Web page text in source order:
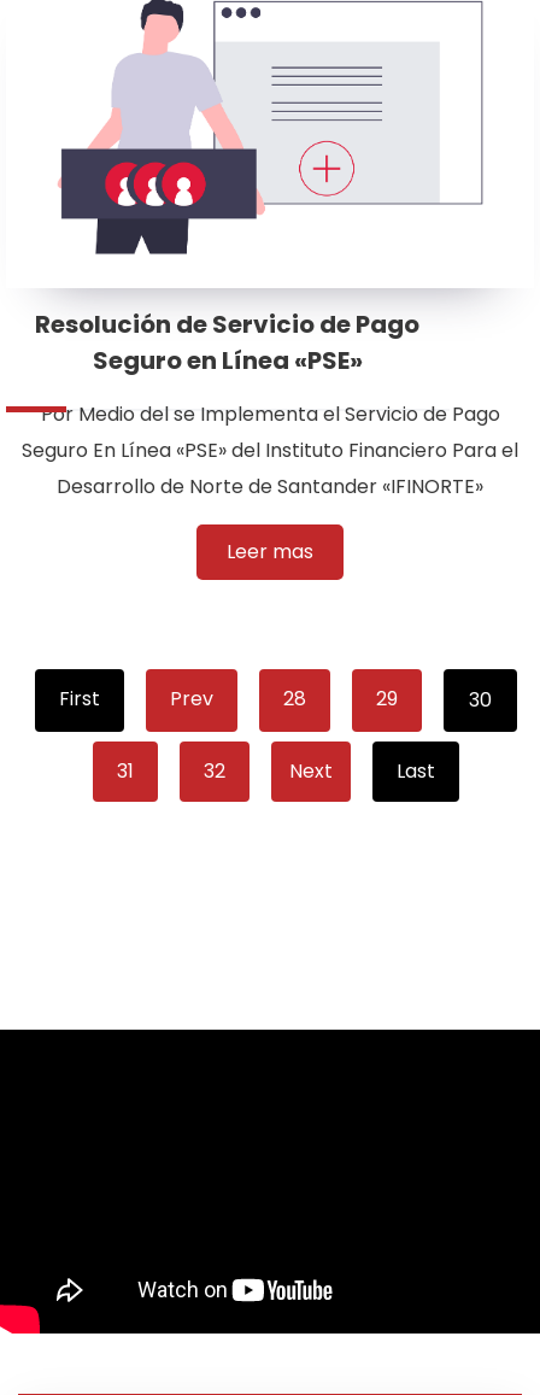
Resolución de Servicio de Pago
Seguro en Línea «PSE»
Por Medio del se Implementa el Servicio de Pago
Seguro En Línea «PSE» del Instituto Financiero Para el
Desarrollo de Norte de Santander «IFINORTE»
Leer mas
First Prev 28 29 30
31 32 Next Last